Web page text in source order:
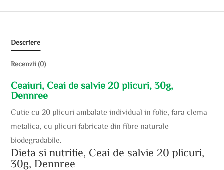
Descriere
Recenzii (0)
Ceaiuri, Ceai de salvie 20 plicuri, 30g,
Dennree
Cutie cu 20 plicuri ambalate individual in folie, fara clema
metalica, cu plicuri fabricate din fibre naturale
biodegradabile.
Dieta si nutritie, Ceai de salvie 20 plicuri,
30g, Dennree